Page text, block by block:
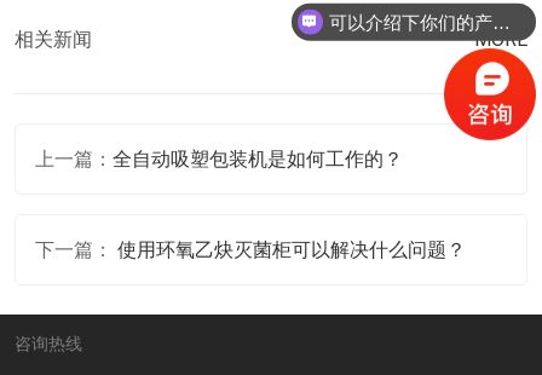
相关新闻 MORE
上一篇： 全自动吸塑包装机是如何工作的？
下一篇： 使用环氧乙炔灭菌柜可以解决什么问题？
咨询热线
可以介绍下你们的产品么？